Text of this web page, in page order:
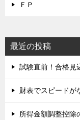
ＦＰ
最近の投稿
試験直前！合格見
財表でスピード
所得金額調整控